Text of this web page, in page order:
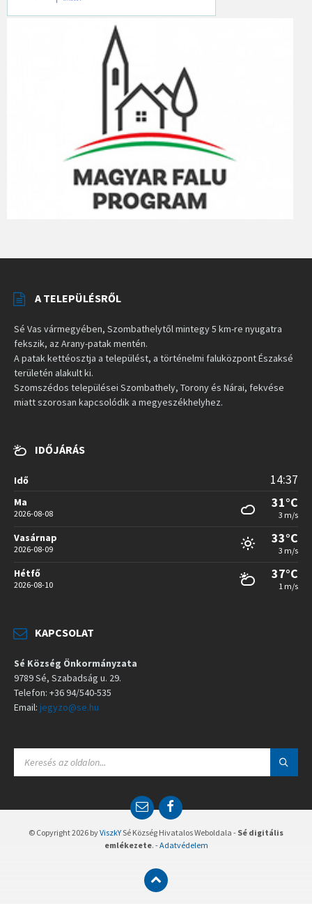
A TELEPÜLÉSRŐL
Sé Vas vármegyében, Szombathelytől mintegy 5 km-re nyugatra
fekszik, az Arany-patak mentén.
A patak kettéosztja a települést, a történelmi faluközpont Északsé
területén alakult ki.
Szomszédos települései Szombathely, Torony és Nárai, fekvése
miatt szorosan kapcsolódik a megyeszékhelyhez.
IDŐJÁRÁS
Idő 14:37
Ma
2026-08-08
31°C
3 m/s
Vasárnap
2026-08-09
33°C
3 m/s
Hétfő
2026-08-10
37°C
1 m/s
KAPCSOLAT
Sé Község Önkormányzata
9789 Sé, Szabadság u. 29.
Telefon: +36 94/540-535
Email: jegyzo@se.hu
A
E
m
a
i
l
F
a
c
e
b
© Copyright 2026 byViszkYSé Község Hivatalos Weboldala - Sé digitális
emlékezete. -Adatvédelem